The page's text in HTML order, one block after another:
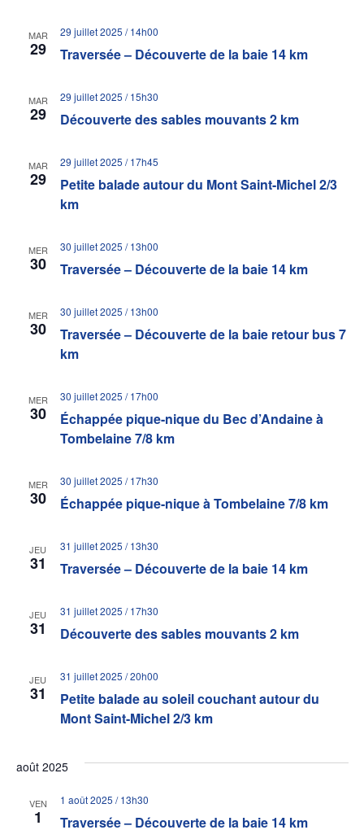
MAR
29 Traversée – Découverte de la baie 14 km
29 juillet 2025 / 14h00
MAR
29 Découverte des sables mouvants 2 km
29 juillet 2025 / 15h30
MAR
29
Petite balade autour du Mont Saint-Michel 2/3
km
29 juillet 2025 / 17h45
MER
30 Traversée – Découverte de la baie 14 km
30 juillet 2025 / 13h00
MER
30
Traversée – Découverte de la baie retour bus 7
km
30 juillet 2025 / 13h00
MER
30
Échappée pique-nique du Bec d’Andaine à
Tombelaine 7/8 km
30 juillet 2025 / 17h00
MER
30 Échappée pique-nique à Tombelaine 7/8 km
30 juillet 2025 / 17h30
JEU
31 Traversée – Découverte de la baie 14 km
31 juillet 2025 / 13h30
JEU
31 Découverte des sables mouvants 2 km
31 juillet 2025 / 17h30
JEU
31
Petite balade au soleil couchant autour du
Mont Saint-Michel 2/3 km
31 juillet 2025 / 20h00
août 2025
VEN
1 Traversée – Découverte de la baie 14 km
1 août 2025 / 13h30